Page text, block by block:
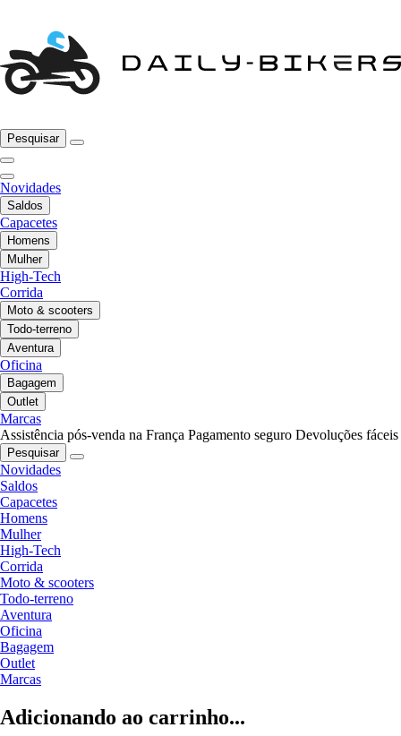
Pesquisar
Novidades
Saldos
Capacetes
Homens
Mulher
High-Tech
Corrida
Moto & scooters
Todo-terreno
Aventura
Oficina
Bagagem
Outlet
Marcas
Assistência pós-venda na França Pagamento seguro Devoluções fáceis
Pesquisar
Novidades
Saldos
Capacetes
Homens
Mulher
High-Tech
Corrida
Moto & scooters
Todo-terreno
Aventura
Oficina
Bagagem
Outlet
Marcas
Adicionando ao carrinho...